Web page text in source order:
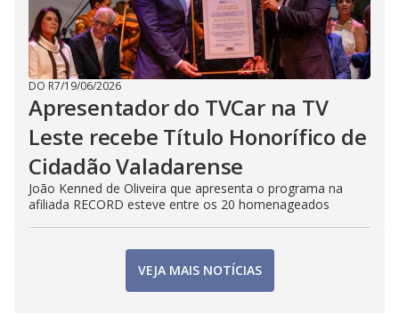
DO R7/19/06/2026
Apresentador do TVCar na TV
Leste recebe Título Honorífico de
Cidadão Valadarense
João Kenned de Oliveira que apresenta o programa na
afiliada RECORD esteve entre os 20 homenageados
VEJA MAIS NOTÍCIAS